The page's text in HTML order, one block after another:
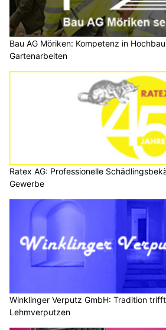
Bau AG Möriken: Kompetenz in
Gartenarbeiten
Ratex AG: Professionelle
Gewerbe
Winklinger Verputz GmbH: Tradition
Lehmverputzen